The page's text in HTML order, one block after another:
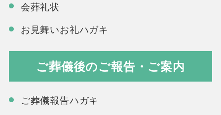
会葬礼状
お見舞いお礼ハガキ
ご葬儀後のご報告・ご案内
ご葬儀報告ハガキ